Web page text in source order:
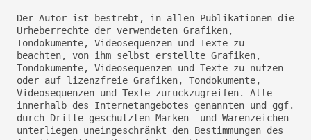
Der Autor ist bestrebt, in allen Publikationen die
Urheberrechte der verwendeten Grafiken,
Tondokumente, Videosequenzen und Texte zu
beachten, von ihm selbst erstellte Grafiken,
Tondokumente, Videosequenzen und Texte zu nutzen
oder auf lizenzfreie Grafiken, Tondokumente,
Videosequenzen und Texte zurückzugreifen. Alle
innerhalb des Internetangebotes genannten und ggf.
durch Dritte geschützten Marken- und Warenzeichen
unterliegen uneingeschränkt den Bestimmungen des